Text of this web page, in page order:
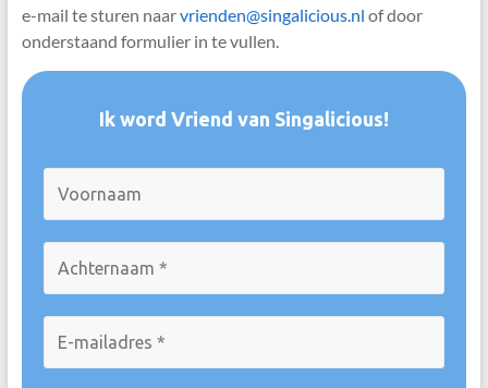
e-mail te sturen naarvrienden@singalicious.nl of door
onderstaand formulier in te vullen.
Ik word Vriend van Singalicious!